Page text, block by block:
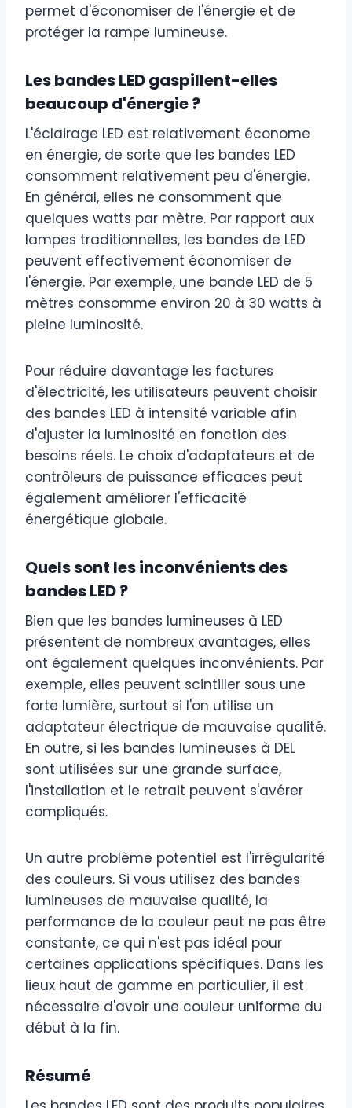
permet d'économiser de l'énergie et de
protéger la rampe lumineuse.
Les bandes LED gaspillent-elles
beaucoup d'énergie ?
L'éclairage LED est relativement économe
en énergie, de sorte que les bandes LED
consomment relativement peu d'énergie.
En général, elles ne consomment que
quelques watts par mètre. Par rapport aux
lampes traditionnelles, les bandes de LED
peuvent effectivement économiser de
l'énergie. Par exemple, une bande LED de 5
mètres consomme environ 20 à 30 watts à
pleine luminosité.
Pour réduire davantage les factures
d'électricité, les utilisateurs peuvent choisir
des bandes LED à intensité variable afin
d'ajuster la luminosité en fonction des
besoins réels. Le choix d'adaptateurs et de
contrôleurs de puissance efficaces peut
également améliorer l'efficacité
énergétique globale.
Quels sont les inconvénients des
bandes LED ?
Bien que les bandes lumineuses à LED
présentent de nombreux avantages, elles
ont également quelques inconvénients. Par
exemple, elles peuvent scintiller sous une
forte lumière, surtout si l'on utilise un
adaptateur électrique de mauvaise qualité.
En outre, si les bandes lumineuses à DEL
sont utilisées sur une grande surface,
l'installation et le retrait peuvent s'avérer
compliqués.
Un autre problème potentiel est l'irrégularité
des couleurs. Si vous utilisez des bandes
lumineuses de mauvaise qualité, la
performance de la couleur peut ne pas être
constante, ce qui n'est pas idéal pour
certaines applications spécifiques. Dans les
lieux haut de gamme en particulier, il est
nécessaire d'avoir une couleur uniforme du
début à la fin.
Résumé